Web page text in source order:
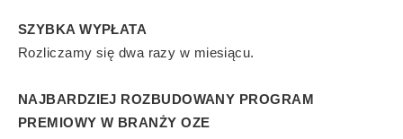
SZYBKA WYPŁATA
Rozliczamy się dwa razy w miesiącu.
NAJBARDZIEJ ROZBUDOWANY PROGRAM
PREMIOWY W BRANŻY OZE